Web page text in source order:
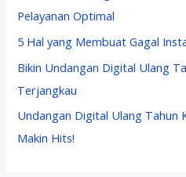
Pelayanan Optimal
5 Hal yang Membuat Gagal
Bikin Undangan Digital Ulang
Terjangkau
Undangan Digital Ulang Tahun
Makin Hits!